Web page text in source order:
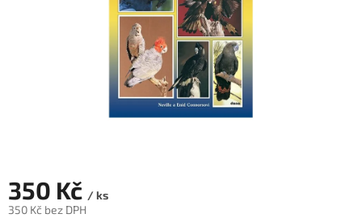
350 Kč / ks
350 Kč bez DPH